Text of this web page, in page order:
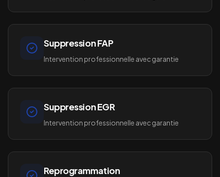
Suppression FAP
Intervention professionnelle avec garantie
Suppression EGR
Intervention professionnelle avec garantie
Reprogrammation